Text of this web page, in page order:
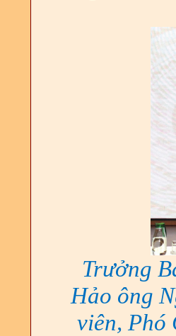
Trưởng
Hảo ông
viên, Phó